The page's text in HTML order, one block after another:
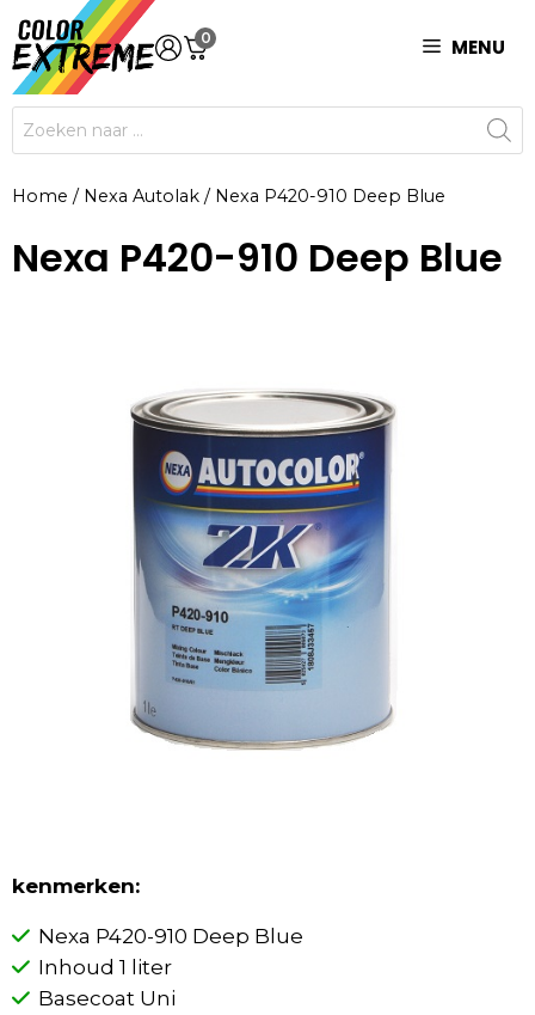
Ga
naar
de
inhoud
0 MENU
Producten
zoeken
Home / Nexa Autolak / Nexa P420-910 Deep Blue
Nexa P420-910 Deep Blue
kenmerken:
Nexa P420-910 Deep Blue
Inhoud 1 liter
Basecoat Uni